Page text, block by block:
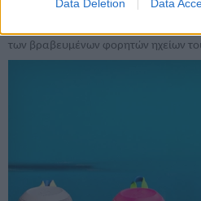
Data Deletion Data
To διάσημο brand ήχου της Logitech
των βραβευμένων φορητών ηχείων